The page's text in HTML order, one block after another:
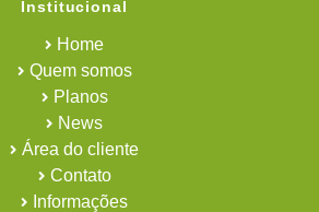
Institucional
Home
Quem somos
Planos
News
Área do cliente
Contato
Informações